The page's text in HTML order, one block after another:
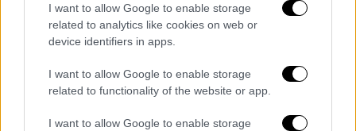
I want to allow Google to enable storage
related to analytics like cookies on web or
device identifiers in apps.
I want to allow Google to enable storage
related to functionality of the website or app.
I want to allow Google to enable storage
«Με πολύ σεβασμό και συγκίνηση τιμούμε τα
θύματα της Γενοκτονίας του ποντιακού
ελληνισμού. Η μνήμη δεν αποτελεί μόνο
αναφορά στο παρελθόν. Είναι ευθύνη και
υπόσχεση ότι τα θύματα και τα τραγικά
γεγονότα δε θα φύγουν ποτέ από την ψυχή